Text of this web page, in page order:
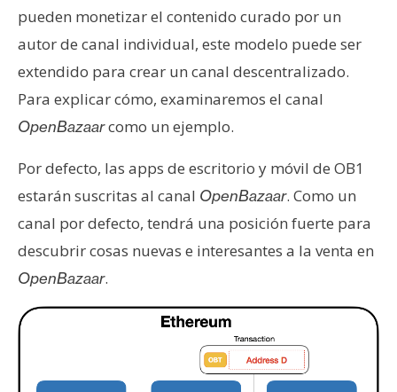
pueden monetizar el contenido curado por un
autor de canal individual, este modelo puede ser
extendido para crear un canal descentralizado.
Para explicar cómo, examinaremos el canal
OpenBazaarcomo un ejemplo.
Por defecto, las apps de escritorio y móvil de OB1
estarán suscritas al canal OpenBazaar. Como un
canal por defecto, tendrá una posición fuerte para
descubrir cosas nuevas e interesantes a la venta en
OpenBazaar.